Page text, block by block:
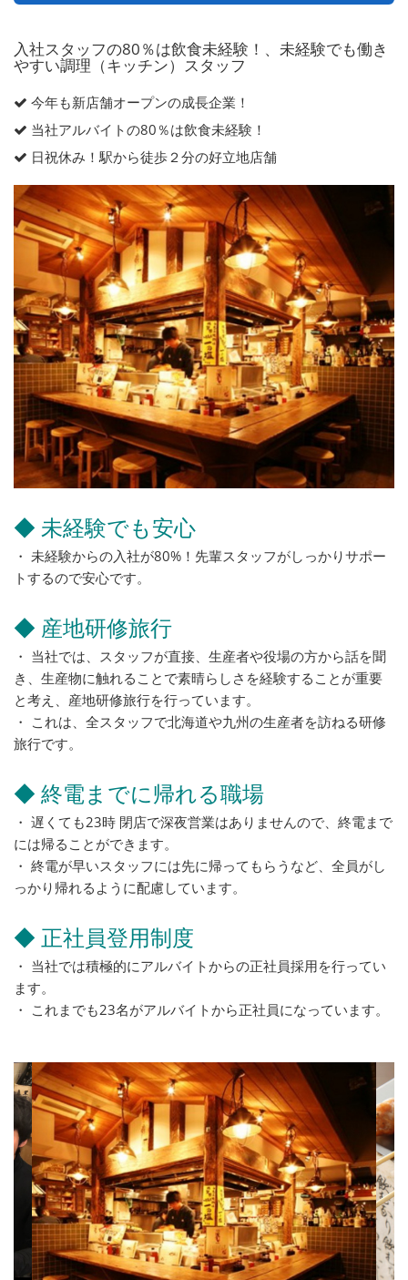
入社スタッフの80％は飲食未経験！、未経験でも働き
やすい調理（キッチン）スタッフ
今年も新店舗オープンの成長企業！
当社アルバイトの80％は飲食未経験！
日祝休み！駅から徒歩２分の好立地店舗
◆ 未経験でも安心
・ 未経験からの入社が80%！先輩スタッフがしっかりサポー
トするので安心です。
◆ 産地研修旅行
・ 当社では、スタッフが直接、生産者や役場の方から話を聞
き、生産物に触れることで素晴らしさを経験することが重要
と考え、産地研修旅行を行っています。
・ これは、全スタッフで北海道や九州の生産者を訪ねる研修
旅行です。
◆ 終電までに帰れる職場
・ 遅くても23時 閉店で深夜営業はありませんので、終電まで
には帰ることができます。
・ 終電が早いスタッフには先に帰ってもらうなど、全員がし
っかり帰れるように配慮しています。
◆ 正社員登用制度
・ 当社では積極的にアルバイトからの正社員採用を行ってい
ます。
・ これまでも23名がアルバイトから正社員になっています。